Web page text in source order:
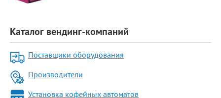
Каталог вендинг-компаний
Поставщики оборудования
Производители
Установка кофейных автоматов